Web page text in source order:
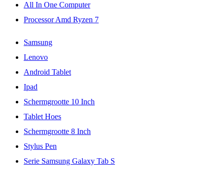
All In One Computer
Processor Amd Ryzen 7
Samsung
Lenovo
Android Tablet
Ipad
Schermgrootte 10 Inch
Tablet Hoes
Schermgrootte 8 Inch
Stylus Pen
Serie Samsung Galaxy Tab S